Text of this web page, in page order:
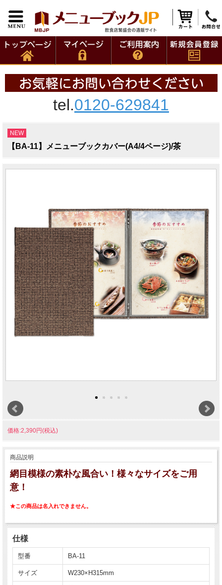
tel.0120-629841
NEW
【BA-11】メニューブックカバー(A4/4ページ)/茶
価格:2,390円(税込)
商品説明
網目模様の素朴な風合い！様々なサイズをご用
意！
★この商品は名入れできません。
仕様
型番 BA-11
サイズ W230×H315mm